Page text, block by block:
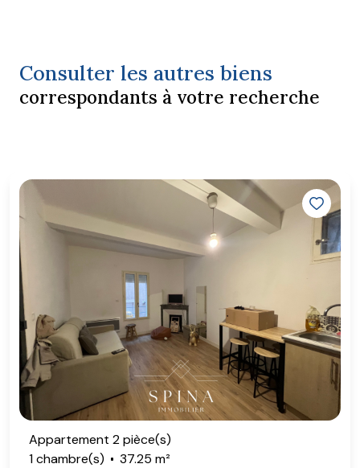
Consulter les autres biens
correspondants à votre recherche
Appartement 2 pièce(s)
1 chambre(s)
37.25 m²